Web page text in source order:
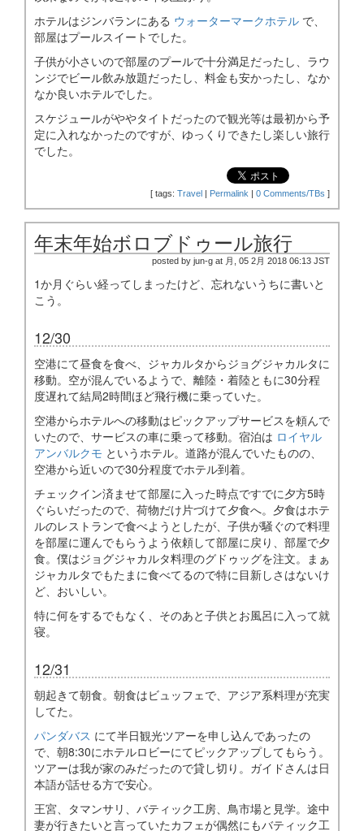
ホテルはジンバランにある ウォーターマークホテル で、
部屋はプールスイートでした。
子供が小さいので部屋のプールで十分満足だったし、ラウ
ンジでビール飲み放題だったし、料金も安かったし、なか
なか良いホテルでした。
スケジュールがややタイトだったので観光等は最初から予
定に入れなかったのですが、ゆっくりできたし楽しい旅行
でした。
[ tags: Travel | Permalink | 0 Comments/TBs ]
年末年始ボロブドゥール旅行
posted by jun-g at 月, 05 2月 2018 06:13 JST
1か月ぐらい経ってしまったけど、忘れないうちに書いと
こう。
12/30
空港にて昼食を食べ、ジャカルタからジョグジャカルタに
移動。空が混んでいるようで、離陸・着陸ともに30分程
度遅れて結局2時間ほど飛行機に乗っていた。
空港からホテルへの移動はピックアップサービスを頼んで
いたので、サービスの車に乗って移動。宿泊は ロイヤル
アンバルクモ というホテル。道路が混んでいたものの、
空港から近いので30分程度でホテル到着。
チェックイン済ませて部屋に入った時点ですでに夕方5時
ぐらいだったので、荷物だけ片づけて夕食へ。夕食はホテ
ルのレストランで食べようとしたが、子供が騒ぐので料理
を部屋に運んでもらうよう依頼して部屋に戻り、部屋で夕
食。僕はジョグジャカルタ料理のグドゥッグを注文。まぁ
ジャカルタでもたまに食べてるので特に目新しさはないけ
ど、おいしい。
特に何をするでもなく、そのあと子供とお風呂に入って就
寝。
12/31
朝起きて朝食。朝食はビュッフェで、アジア系料理が充実
してた。
パンダバス にて半日観光ツアーを申し込んであったの
で、朝8:30にホテルロビーにてピックアップしてもらう。
ツアーは我が家のみだったので貸し切り。ガイドさんは日
本語が話せる方で安心。
王宮、タマンサリ、バティック工房、鳥市場と見学。途中
妻が行きたいと言っていたカフェが偶然にもバティック工